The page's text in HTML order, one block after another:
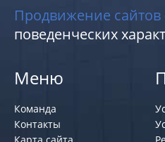
Продвижение сайтов
поведенческих
Меню
Команда
Контакты